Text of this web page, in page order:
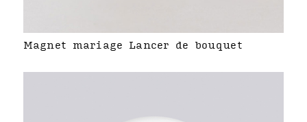
Magnet mariage Lancer de bouquet